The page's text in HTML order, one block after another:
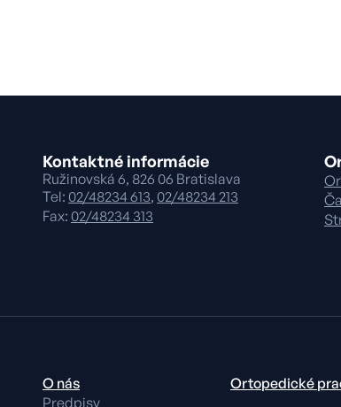
Kontaktné informácie
Ružinovská 6, 826 06 Bratislava
Tel: 02/48234 613, 02/48234 213
Fax: 02/48234 313
O nás
Predpisy
Ortopedické